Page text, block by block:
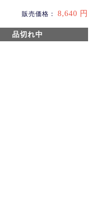
販売価格： 8,640 円
品切れ中